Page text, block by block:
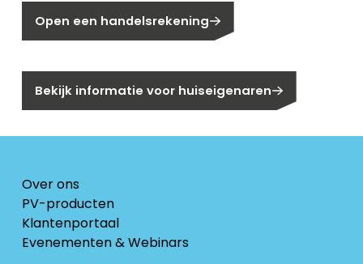
Open een handelsrekening
Bekijk informatie voor huiseigenaren
Over ons
PV-producten
Klantenportaal
Evenementen & Webinars